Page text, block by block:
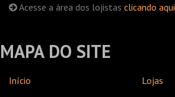
Acesse a área dos lojistas clicando aqui
MAPA DO SITE
Início
Lojas